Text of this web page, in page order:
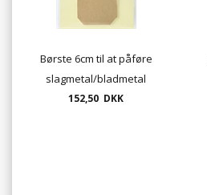
Børste 6cm til at påføre
slagmetal/bladmetal
152,50 DKK